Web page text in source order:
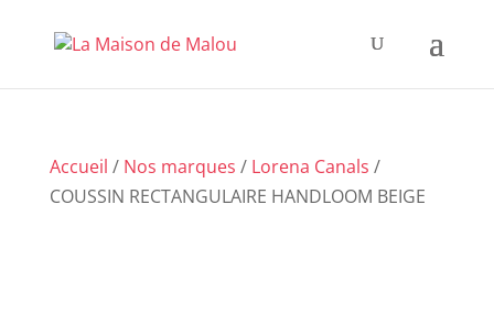
Accueil / Nos marques / Lorena Canals /
COUSSIN RECTANGULAIRE HANDLOOM BEIGE